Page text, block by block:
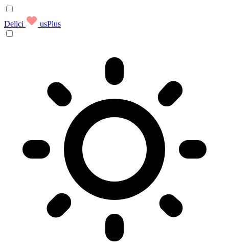
Delici usPlus